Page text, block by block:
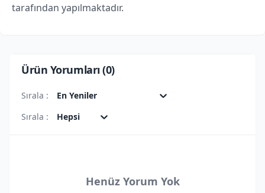
tarafından yapılmaktadır.
Ürün Yorumları (0)
Sırala :
En Yeniler
Sırala :
Hepsi
Henüz Yorum Yok